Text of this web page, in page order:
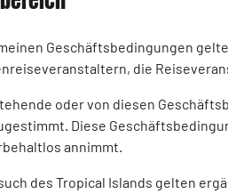
Geschäftsbedingungen
die
oder von diesen
Diese
annimmt.
des Tropical Islands gelten